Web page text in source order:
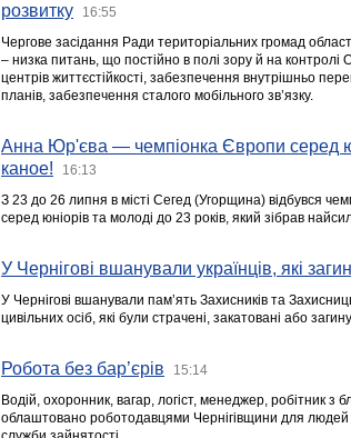
розвитку
16:55
Чергове засідання Ради територіальних громад
– низка питань, що постійно в полі зору й на контролі
центрів життєстійкості, забезпечення внутрішньо
планів, забезпечення сталого мобільного зв’язку.
Анна Юр'єва — чемпіонка Європи серед
каное!
16:13
З 23 до 26 липня в місті Сегед (Угорщина) відбувся
серед юніорів та молоді до 23 років, який зібрав
У Чернігові вшанували українців, які
У Чернігові вшанували пам’ять Захисників та
цивільних осіб, які були страчені, закатовані або
Робота без бар’єрів 15:14
Водій, охоронник, вагар, логіст, менеджер, робітник з
облаштовано роботодавцями Чернігівщини для людей